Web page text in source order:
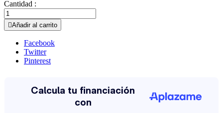
Cantidad :
Añadir al carrito
Facebook
Twitter
Pinterest